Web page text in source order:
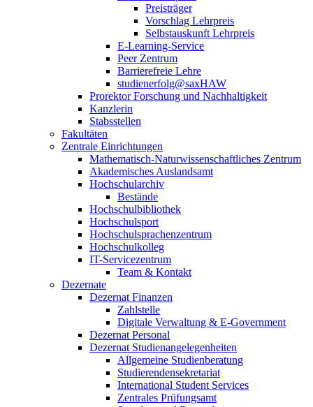
Preisträger
Vorschlag Lehrpreis
Selbstauskunft Lehrpreis
E-Learning-Service
Peer Zentrum
Barrierefreie Lehre
studienerfolg@saxHAW
Prorektor Forschung und Nachhaltigkeit
Kanzlerin
Stabsstellen
Fakultäten
Zentrale Einrichtungen
Mathematisch-Naturwissenschaftliches Zentrum
Akademisches Auslandsamt
Hochschularchiv
Bestände
Hochschulbibliothek
Hochschulsport
Hochschulsprachenzentrum
Hochschulkolleg
IT-Servicezentrum
Team & Kontakt
Dezernate
Dezernat Finanzen
Zahlstelle
Digitale Verwaltung & E-Government
Dezernat Personal
Dezernat Studienangelegenheiten
Allgemeine Studienberatung
Studierendensekretariat
International Student Services
Zentrales Prüfungsamt